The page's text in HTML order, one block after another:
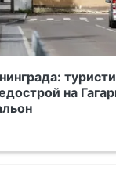
на